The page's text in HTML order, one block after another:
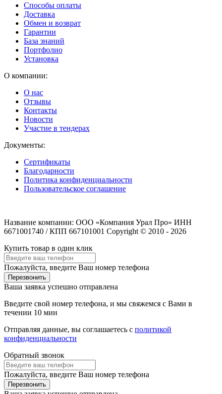
Способы оплаты
Доставка
Обмен и возврат
Гарантии
База знаний
Портфолио
Установка
О компании:
О нас
Отзывы
Контакты
Новости
Участие в тендерах
Документы:
Сертификаты
Благодарности
Политика конфиденциальности
Пользовательское соглашение
Название компании: ООО «Компания Урал Про» ИНН
6671001740 / КПП 667101001 Copyright © 2010 - 2026
Купить товар в один клик
Пожалуйста, введите Ваш номер телефона
Перезвонить
Ваша заявка успешно отправлена
Введите свой номер телефона, и мы свяжемся с Вами в
течении 10 мин
Отправляя данные, вы соглашаетесь с политикой
конфиденциальности
Обратный звонок
Пожалуйста, введите Ваш номер телефона
Перезвонить